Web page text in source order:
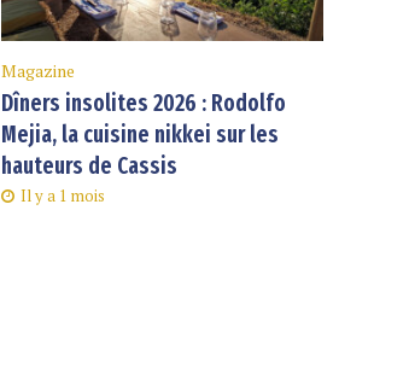
Magazine
Dîners insolites 2026 : Rodolfo
Mejia, la cuisine nikkei sur les
hauteurs de Cassis
Il y a 1 mois